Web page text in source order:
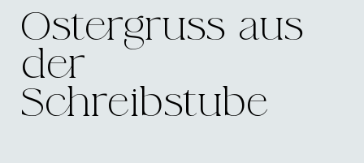
Ostergruss aus
der
Schreibstube